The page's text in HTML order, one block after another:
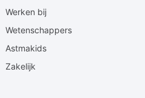
Werken bij
Wetenschappers
Astmakids
Zakelijk